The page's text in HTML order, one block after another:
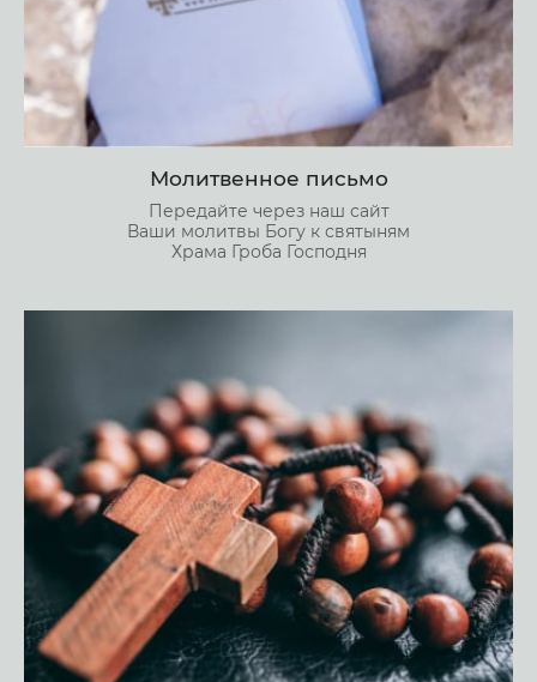
Молитвенное письмо
Передайте через наш сайт
Ваши молитвы Богу к святыням
Храма Гроба Господня